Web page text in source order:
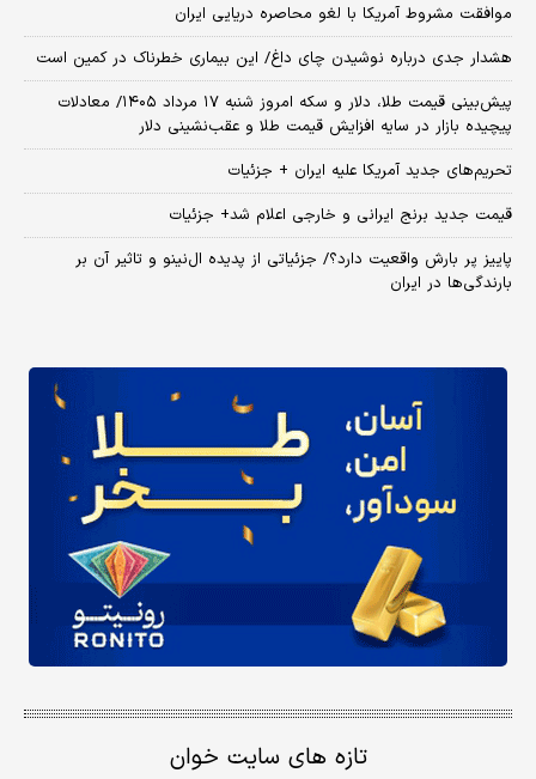
موافقت مشروط آمریکا با لغو محاصره دریایی ایران
هشدار جدی درباره نوشیدن چای داغ/ این بیماری خطرناک در کمین است
پیش‌بینی قیمت طلا، دلار و سکه امروز شنبه ۱۷ مرداد ۱۴۰۵/ معادلات
پیچیده بازار در سایه افزایش قیمت طلا و عقب‌نشینی دلار
تحریم‌های جدید آمریکا علیه ایران + جزئیات
قیمت جدید برنج ایرانی و خارجی اعلام شد+ جزئیات
پاییز پر بارش واقعیت دارد؟/ جزئیاتی از پدیده ال‌نینو و تاثیر آن بر
بارندگی‌ها در ایران
تازه های سایت خوان